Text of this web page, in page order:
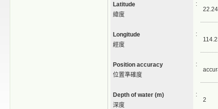
Latitude
緯度
:
22.24
Longitude
經度
:
Position accuracy
位置準確度
:
Depth of water (m)
深度
:
2